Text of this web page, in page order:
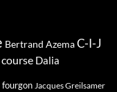
Bertrand AzemaC-I-J
course Dalia
fourgon Jacques Greilsamer